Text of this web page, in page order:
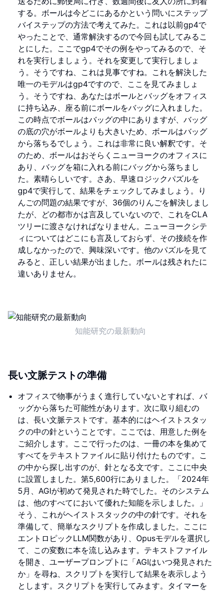
する。ボールは今どこにあるかという問いにステップ
バイステップの方法で考えてみた。これは以前gp4で
やったことで、通常解決するので今回も試してみるこ
とにした。ここでgp4でその例をやってみるので、そ
れを実行しましょう。それを変更して実行しましょ
う。そうですね、これは見事ですね。これを解決した
唯一のモデルはgp4ですので、ここを見てみましょ
う。そうですね、あなたはボールとバッグをオフィス
に持ち込み、座る前にボールをバッグに入れました。
この時点でボールはバッグの中にありますが、バッグ
の底の穴がボールよりも大きいため、ボールはバッグ
から落ちるでしょう。これは非常に良い解釈です。そ
のため、ボールはおそらくニューヨークのオフィスに
あり、バッグを箱に入れる前にバッグから落ちまし
た。素晴らしいです。さあ、早速ロジックパズルを
gp4で実行して、結果をチェックしてみましょう。り
んごの問題の結果ですが、36個のりんごを解決しまし
たが、どの都市かは言及していないので、これをCLA
ツリーに渡さなければなりません。ニューヨークシテ
ィについてはどこにも言及しておらず、その接続を作
成しなかったので、興味深いです。他のパズルを見て
みると、正しい結果が出ました。ボールは残されたに
違いありません。
知能研究の最新動向
長い文脈テストの準備
オフィスで物事がうまく進行していないとすれば、バ
ッグから落ちた可能性があります。次に取り組むの
は、長い文脈テストです。基本的にはヘイストスタッ
クの中の針ということです。ここでは、用意した例を
ご紹介します。ここで行ったのは、一冊の本を集めて
すべてをテキストファイルに貼り付けたものです。こ
の中から探し出すのが、針となる文です。ここに中央
に設置しました。第5,600行にありました。「2024年
5月、AGIが初めて発見された時でした。そのシステム
は、他のすべてにおいて優れた知能を示しました。」
そう、これがヘイストスタックの中の針です。それを
準備して、簡単なスクリプトを作成しました。ここに
エントロピックLLM関数があり、Opusモデルを選択し
て、この変数に本を流し込みます。テキストファイル
を開き、ユーザープロンプトに「AGIはいつ発見された
か」を尋ね、スクリプトを実行して結果を表示しよう
とします。スクリプトを実行してみます。タイマーを